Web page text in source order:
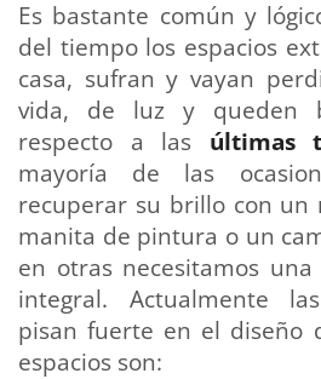
Es bastante común y
del tiempo los espacios
casa, sufran y vayan
vida, de luz y queden
respecto a las últimas
mayoría de las
recuperar su brillo con un
manita de pintura o un
en otras necesitamos
integral. Actualmente
pisan fuerte en el diseño
espacios son: